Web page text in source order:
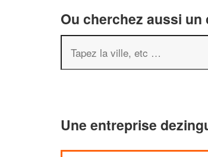
Ou cherchez aussi
Une entreprise